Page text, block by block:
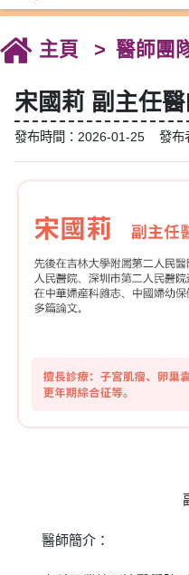
主頁 醫師團
宋國莉 副主任
發布時間：2026-01-25 發布
醫師簡介：